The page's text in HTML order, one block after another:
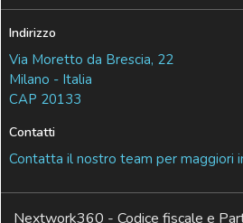
Indirizzo
Via Moretto da Brescia, 22
Milano - Italia
CAP 20133
Contatti
Contatta il nostro team per maggiori
Nextwork360 - Codice fiscale e